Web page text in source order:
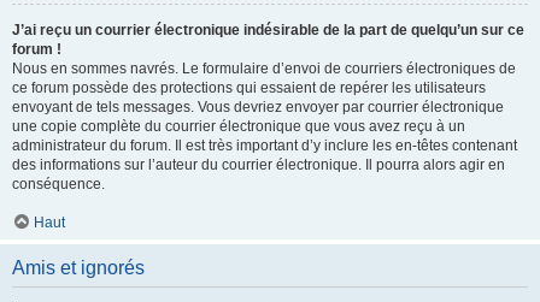
J’ai reçu un courrier électronique indésirable de la part de quelqu’un sur ce
forum !
Nous en sommes navrés. Le formulaire d’envoi de courriers électroniques de
ce forum possède des protections qui essaient de repérer les utilisateurs
envoyant de tels messages. Vous devriez envoyer par courrier électronique
une copie complète du courrier électronique que vous avez reçu à un
administrateur du forum. Il est très important d’y inclure les en-têtes contenant
des informations sur l’auteur du courrier électronique. Il pourra alors agir en
conséquence.
Haut
Amis et ignorés